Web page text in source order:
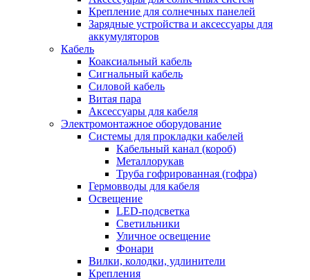
Крепление для солнечных панелей
Зарядные устройства и аксессуары для
аккумуляторов
Кабель
Коаксиальный кабель
Сигнальный кабель
Силовой кабель
Витая пара
Аксессуары для кабеля
Электромонтажное оборудование
Системы для прокладки кабелей
Кабельный канал (короб)
Металлорукав
Труба гофрированная (гофра)
Гермовводы для кабеля
Освещение
LED-подсветка
Светильники
Уличное освещение
Фонари
Вилки, колодки, удлинители
Крепления